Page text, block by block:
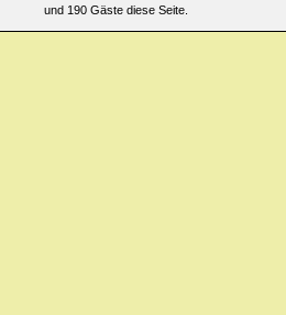
und 190 Gäste diese Seite.